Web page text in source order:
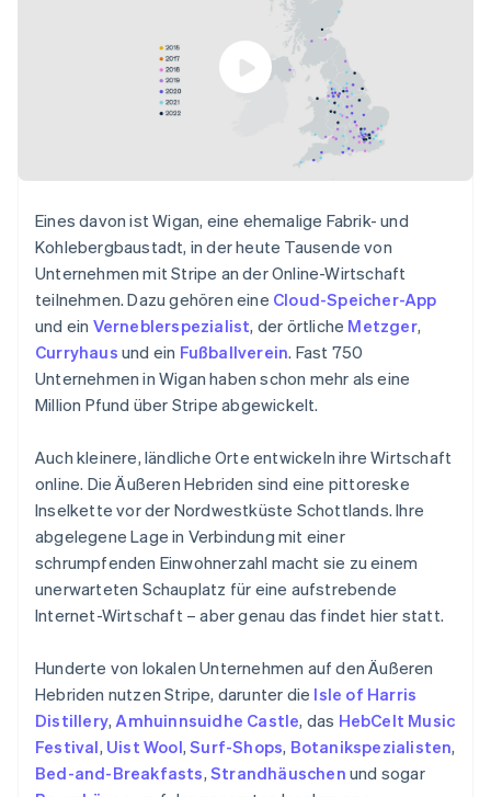
Eines davon ist Wigan, eine ehemalige Fabrik- und
Kohlebergbaustadt, in der heute Tausende von
Unternehmen mit Stripe an der Online-Wirtschaft
teilnehmen. Dazu gehören eine Cloud-Speicher-App
und ein Verneblerspezialist, der örtliche Metzger,
Curryhaus und ein Fußballverein. Fast 750
Unternehmen in Wigan haben schon mehr als eine
Million Pfund über Stripe abgewickelt.
Auch kleinere, ländliche Orte entwickeln ihre Wirtschaft
online. Die Äußeren Hebriden sind eine pittoreske
Inselkette vor der Nordwestküste Schottlands. Ihre
abgelegene Lage in Verbindung mit einer
schrumpfenden Einwohnerzahl macht sie zu einem
unerwarteten Schauplatz für eine aufstrebende
Internet-Wirtschaft – aber genau das findet hier statt.
Hunderte von lokalen Unternehmen auf den Äußeren
Hebriden nutzen Stripe, darunter die Isle of Harris
Distillery, Amhuinnsuidhe Castle, das HebCelt Music
Festival, Uist Wool,Surf-Shops, Botanikspezialisten,
Bed-and-Breakfasts,Strandhäuschen und sogar